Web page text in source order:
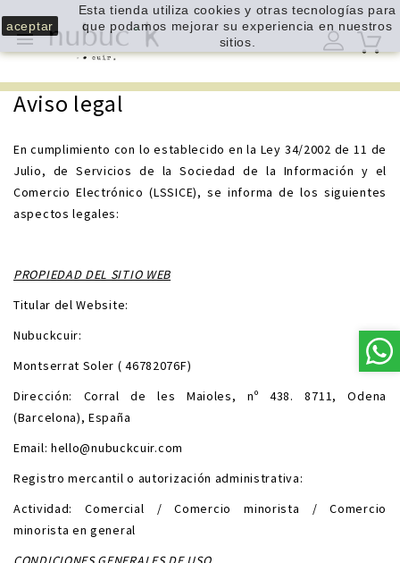

Aviso legal
En cumplimiento con lo establecido en la Ley 34/2002 de 11 de
Julio, de Servicios de la Sociedad de la Información y el
Comercio Electrónico (LSSICE), se informa de los siguientes
aspectos legales:
PROPIEDAD DEL SITIO WEB
Titular del Website:
Nubuckcuir:
Montserrat Soler ( 46782076F)
Dirección: Corral de les Maioles, nº 438. 8711, Odena
(Barcelona), España
Email: hello@nubuckcuir.com
Registro mercantil o autorización administrativa:
Actividad: Comercial / Comercio minorista / Comercio
minorista en general
aceptar
Esta tienda utiliza cookies y otras tecnologías para
que podamos mejorar su experiencia en nuestros
sitios.